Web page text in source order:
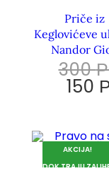
Priče iz
Keglovićeve
Nandor
300
150
AKCIJA!
DOK TRAJU